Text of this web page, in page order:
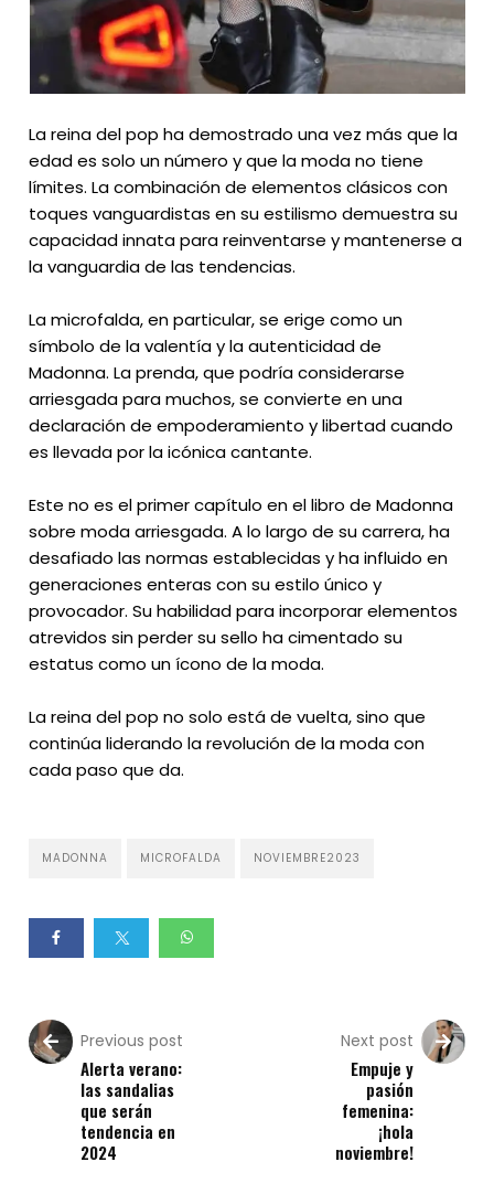
La reina del pop ha demostrado una vez más que la
edad es solo un número y que la moda no tiene
límites. La combinación de elementos clásicos con
toques vanguardistas en su estilismo demuestra su
capacidad innata para reinventarse y mantenerse a
la vanguardia de las tendencias.
La microfalda, en particular, se erige como un
símbolo de la valentía y la autenticidad de
Madonna. La prenda, que podría considerarse
arriesgada para muchos, se convierte en una
declaración de empoderamiento y libertad cuando
es llevada por la icónica cantante.
Este no es el primer capítulo en el libro de Madonna
sobre moda arriesgada. A lo largo de su carrera, ha
desafiado las normas establecidas y ha influido en
generaciones enteras con su estilo único y
provocador. Su habilidad para incorporar elementos
atrevidos sin perder su sello ha cimentado su
estatus como un ícono de la moda.
La reina del pop no solo está de vuelta, sino que
continúa liderando la revolución de la moda con
cada paso que da.
MADONNA MICROFALDA NOVIEMBRE2023
Previous post
Alerta verano:
las sandalias
que serán
tendencia en
2024
Next post
Empuje y
pasión
femenina:
¡hola
noviembre!